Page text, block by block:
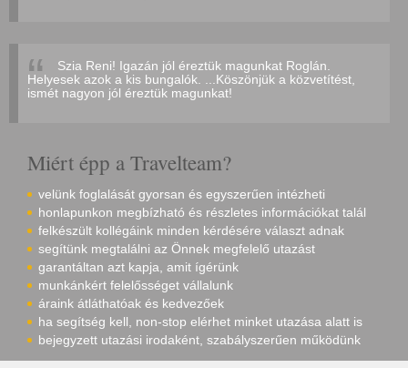
Szia Reni! Igazán jól éreztük magunkat Roglán.
Helyesek azok a kis bungalók. ...Köszönjük a közvetítést,
ismét nagyon jól éreztük magunkat!
Miért épp a Travelteam?
velünk foglalását gyorsan és egyszerűen intézheti
honlapunkon megbízható és részletes információkat talál
felkészült kollégáink minden kérdésére választ adnak
segítünk megtalálni az Önnek megfelelő utazást
garantáltan azt kapja, amit ígérünk
munkánkért felelősséget vállalunk
áraink átláthatóak és kedvezőek
ha segítség kell, non-stop elérhet minket utazása alatt is
bejegyzett utazási irodaként, szabályszerűen működünk